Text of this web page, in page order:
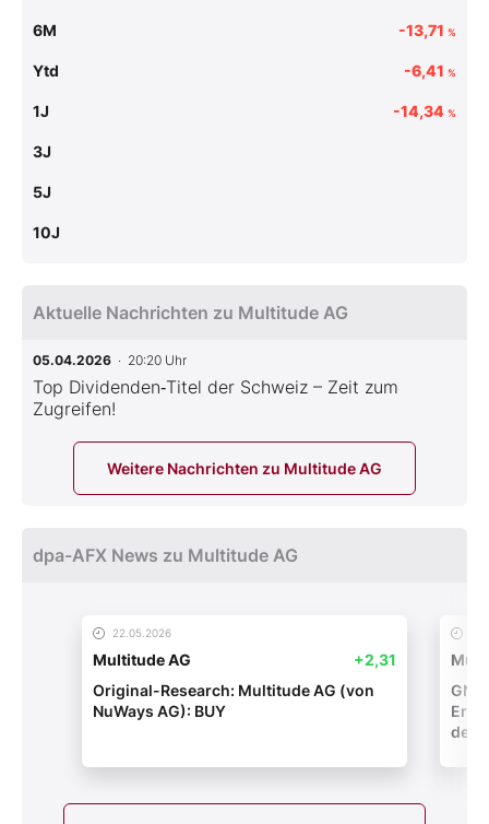
6M -13,71 %
Ytd -6,41 %
1J -14,34 %
3J
5J
10J
Aktuelle Nachrichten zu Multitude AG
05.04.2026 · 20:20 Uhr
Top Dividenden‑Titel der Schweiz – Zeit zum
Zugreifen!
Weitere Nachrichten zu Multitude AG
dpa-AFX News zu Multitude AG
22.05.2026
Multitude AG
+2,31
Original-Research: Multitude AG (von
NuWays AG): BUY
der